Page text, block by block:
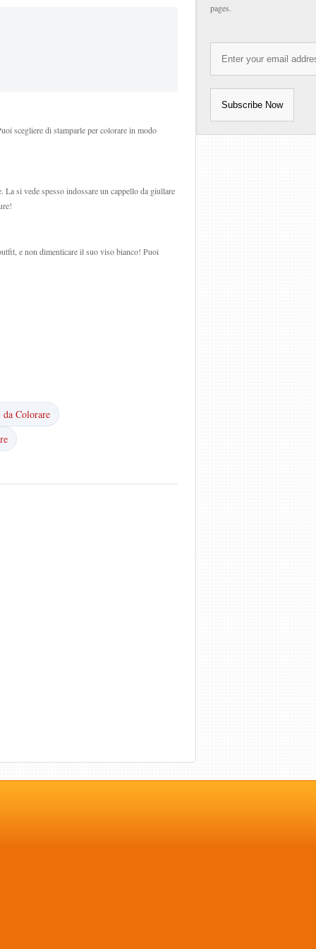
scegliere di stamparle per colorare in modo
si vede spesso indossare un cappello da giullare
e non dimenticare il suo viso bianco! Puoi
Colorare
pages.